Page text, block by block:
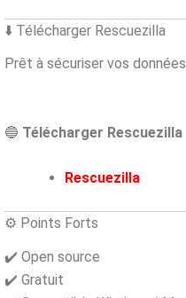
⬇️ Télécharger Rescuezilla
Prêt à sécuriser vos
🔵 Télécharger Rescuezilla
Rescuezilla
⚙️ Points Forts
✔️ Open source
✔️ Gratuit